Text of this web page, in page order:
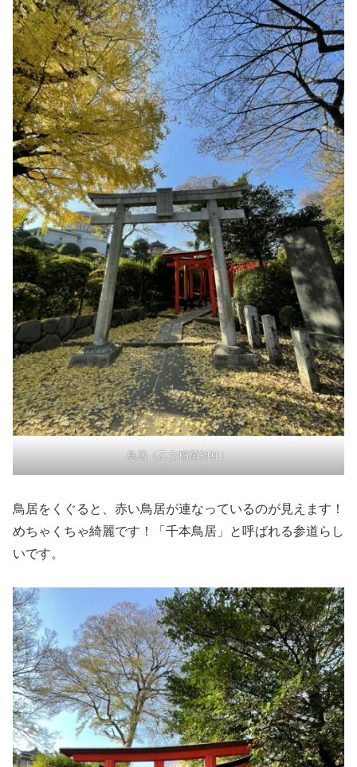
鳥居（乙女稲荷神社）
鳥居をくぐると、赤い鳥居が連なっているのが見えます！
めちゃくちゃ綺麗です！「千本鳥居」と呼ばれる参道らし
いです。